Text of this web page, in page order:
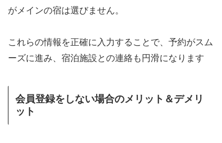
がメインの宿は選びません。
これらの情報を正確に入力することで、予約がスム
ーズに進み、宿泊施設との連絡も円滑になります
会員登録をしない場合のメリット＆デメリ
ット